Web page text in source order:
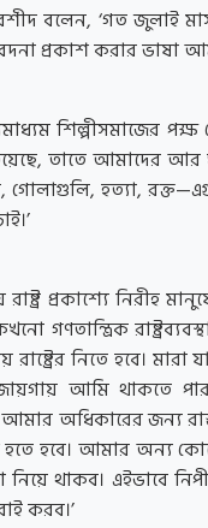
বলেন, ‘গত জুলাই
প্রকাশ করার ভাষা
শিল্পীসমাজের
তাতে আমাদের
গোলাগুলি, হত্যা,
প্রকাশ্যে নিরীহ
গণতান্ত্রিক
রাষ্ট্রের নিতে হবে।
আমি থাকতে
আমার অধিকারের জন্য
হতে হবে। আমার অন্য
থাকব। এইভাবে
করব।’